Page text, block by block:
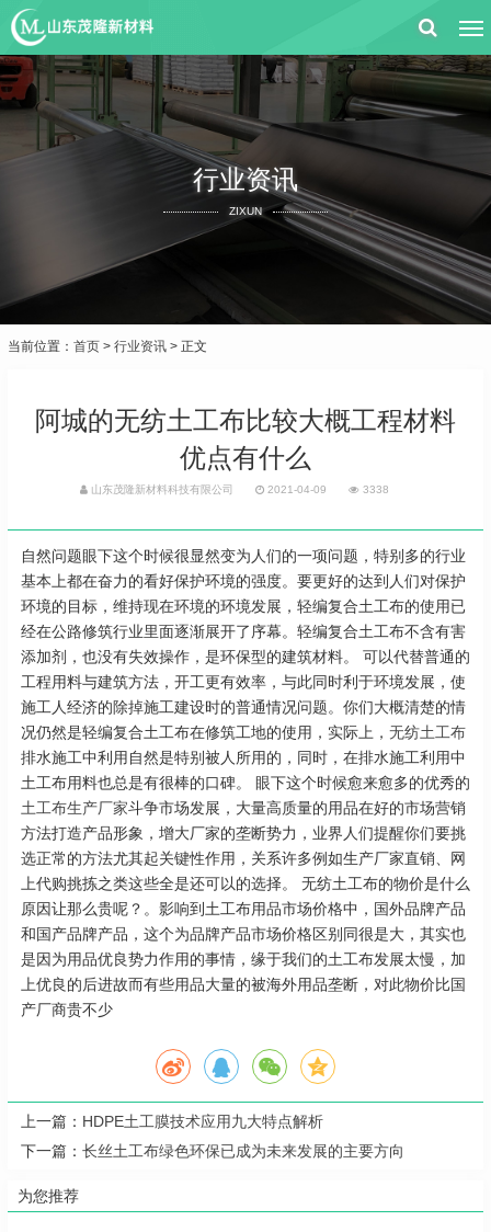
行业资讯
ZIXUN
当前位置： 首页 > 行业资讯 > 正文
阿城的无纺土工布比较大概工程材料
优点有什么
山东茂隆新材料科技有限公司 2021-04-09 3338
自然问题眼下这个时候很显然变为人们的一项问题，特别多的行业
基本上都在奋力的看好保护环境的强度。要更好的达到人们对保护
环境的目标，维持现在环境的环境发展，轻编复合土工布的使用已
经在公路修筑行业里面逐渐展开了序幕。轻编复合土工布不含有害
添加剂，也没有失效操作，是环保型的建筑材料。 可以代替普通的
工程用料与建筑方法，开工更有效率，与此同时利于环境发展，使
施工人经济的除掉施工建设时的普通情况问题。你们大概清楚的情
况仍然是轻编复合土工布在修筑工地的使用，实际上， 无纺土工布
排水施工中利用自然是特别被人所用的，同时，在排水施工利用中
土工布用料也总是有很棒的口碑。 眼下这个时候愈来愈多的优秀的
土工布生产厂家斗争市场发展，大量高质量的用品在好的市场营销
方法打造产品形象，增大厂家的垄断势力，业界人们提醒你们要挑
选正常的方法尤其起关键性作用，关系许多例如生产厂家直销、网
上代购挑拣之类这些全是还可以的选择。 无纺土工布的物价是什么
原因让那么贵呢？。影响到土工布用品市场价格中，国外品牌产品
和国产品牌产品，这个为品牌产品市场价格区别同很是大，其实也
是因为用品优良势力作用的事情，缘于我们的土工布发展太慢，加
上优良的后进故而有些用品大量的被海外用品垄断，对此物价比国
产厂商贵不少
上一篇： HDPE土工膜技术应用九大特点解析
下一篇： 长丝土工布绿色环保已成为未来发展的主要方向
为您推荐